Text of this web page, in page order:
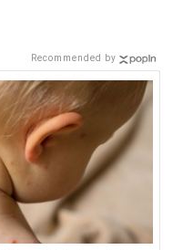
Recommended by